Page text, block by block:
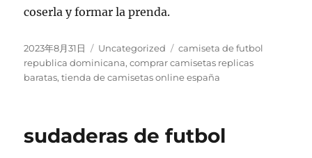
coserla y formar la prenda.
Publicado
el
2023年8月31日 Categorías
Uncategorized Etiquetas
camiseta de futbol
republica dominicana,comprar camisetas replicas
baratas,tienda de camisetas online españa
sudaderas de futbol